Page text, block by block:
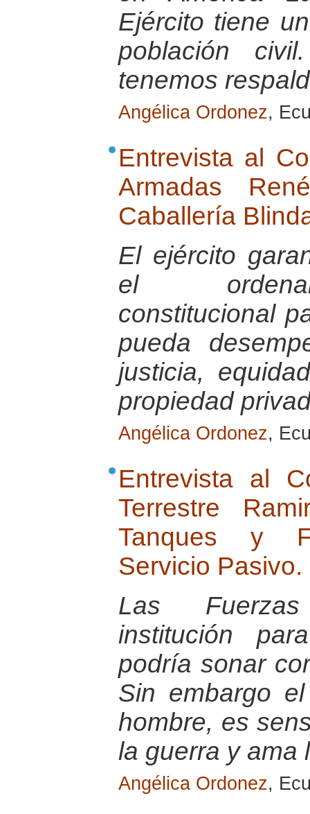
Ejército tiene
población
tenemos
Angélica Ordonez,
Entrevista al
Armadas
Caballería
El ejército
el
constitucional
pueda
justicia,
propiedad
Angélica Ordonez,
Entrevista al
Terrestre
Tanques y
Servicio Pasivo.
Las
institución
podría sonar
Sin embargo
hombre, es
la guerra y ama
Angélica Ordonez,